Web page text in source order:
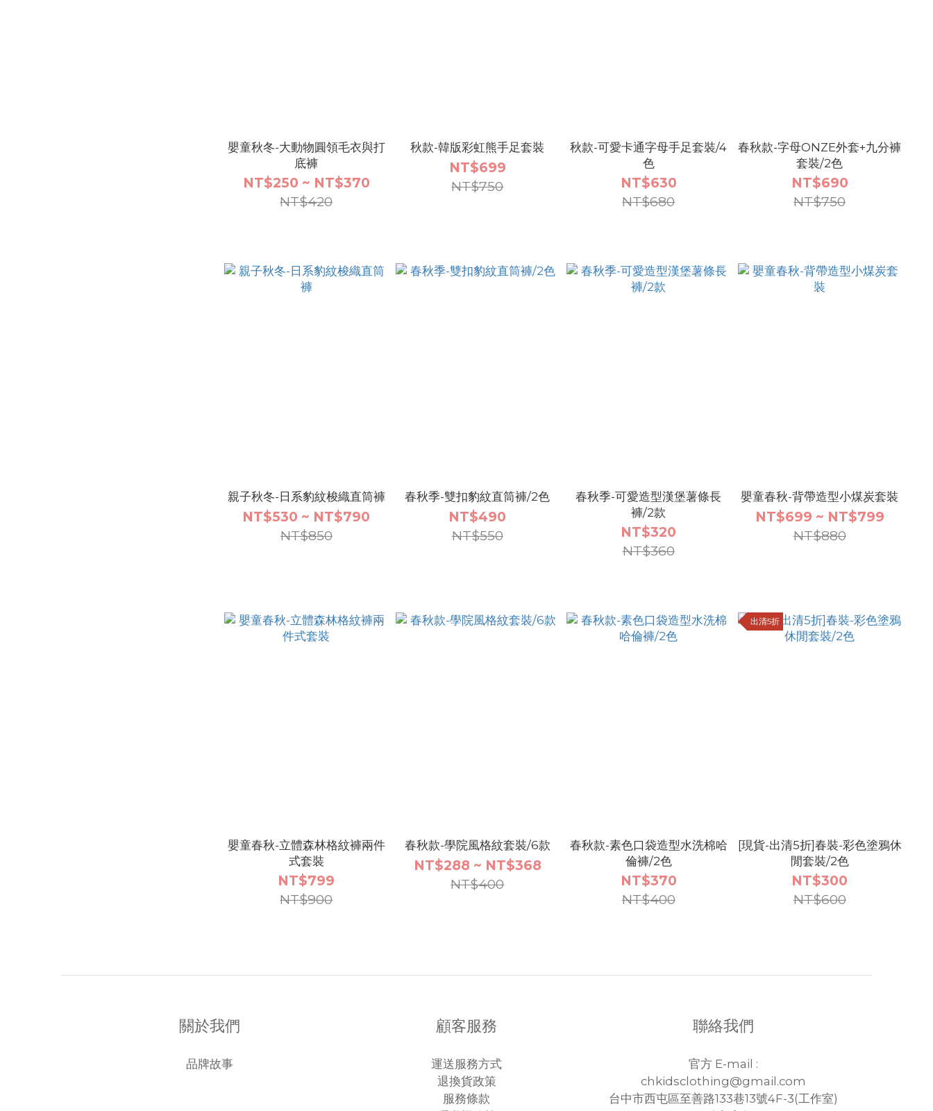
嬰童秋冬-大動物圓領毛衣與打
底褲
NT$250 ~ NT$370
NT$420
秋款-韓版彩虹熊手足套裝
NT$699
NT$750
秋款-可愛卡通字母手足套裝/4
色
NT$630
NT$680
春秋款-字母ONZE外套+九分褲
套裝/2色
NT$690
NT$750
親子秋冬-日系豹紋梭織直筒褲
NT$530 ~ NT$790
NT$850
春秋季-雙扣豹紋直筒褲/2色
NT$490
NT$550
春秋季-可愛造型漢堡薯條長
褲/2款
NT$320
NT$360
嬰童春秋-背帶造型小煤炭套裝
NT$699 ~ NT$799
NT$880
嬰童春秋-立體森林格紋褲兩件
式套裝
NT$799
NT$900
春秋款-學院風格紋套裝/6款
NT$288 ~ NT$368
NT$400
春秋款-素色口袋造型水洗棉哈
倫褲/2色
NT$370
NT$400
出清5折
[現貨-出清5折]春裝-彩色塗鴉休
閒套裝/2色
NT$300
NT$600
關於我們
品牌故事
顧客服務
運送服務方式
退換貨政策
服務條款
聯絡我們
官方 E-mail :
chkidsclothing@gmail.com
台中市西屯區至善路133巷13號4F-3(工作室)